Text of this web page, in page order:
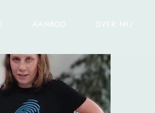
AANBOD OVER MIJ